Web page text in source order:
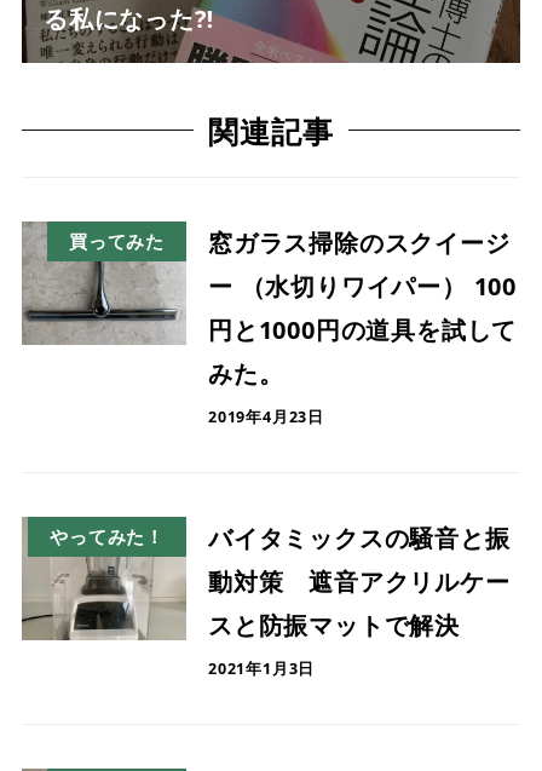
る私になった⁈
関連記事
買ってみた
窓ガラス掃除のスクイージ
ー （水切りワイパー） 100
円と1000円の道具を試して
みた。
2019年4月23日
やってみた！
バイタミックスの騒音と振
動対策 遮音アクリルケー
スと防振マットで解決
2021年1月3日